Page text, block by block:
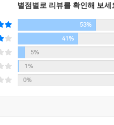
별점별로 리뷰를 확인해 보세
53%
41%
5%
1%
0%